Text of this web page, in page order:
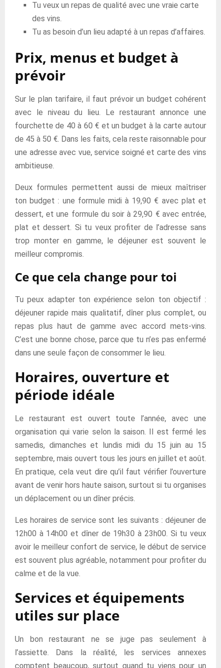
Tu veux un repas de qualité avec une vraie carte
des vins.
Tu as besoin d’un lieu adapté à un repas d’affaires.
Prix, menus et budget à
prévoir
Sur le plan tarifaire, il faut prévoir un budget cohérent
avec le niveau du lieu. Le restaurant annonce une
fourchette de 40 à 60 € et un budget à la carte autour
de 45 à 50 €. Dans les faits, cela reste raisonnable pour
une adresse avec vue, service soigné et carte des vins
ambitieuse.
Deux formules permettent aussi de mieux maîtriser
ton budget : une formule midi à 19,90 € avec plat et
dessert, et une formule du soir à 29,90 € avec entrée,
plat et dessert. Si tu veux profiter de l’adresse sans
trop monter en gamme, le déjeuner est souvent le
meilleur compromis.
Ce que cela change pour toi
Tu peux adapter ton expérience selon ton objectif :
déjeuner rapide mais qualitatif, dîner plus complet, ou
repas plus haut de gamme avec accord mets-vins.
C’est une bonne chose, parce que tu n’es pas enfermé
dans une seule façon de consommer le lieu.
Horaires, ouverture et
période idéale
Le restaurant est ouvert toute l’année, avec une
organisation qui varie selon la saison. Il est fermé les
samedis, dimanches et lundis midi du 15 juin au 15
septembre, mais ouvert tous les jours en juillet et août.
En pratique, cela veut dire qu’il faut vérifier l’ouverture
avant de venir hors haute saison, surtout si tu organises
un déplacement ou un dîner précis.
Les horaires de service sont les suivants : déjeuner de
12h00 à 14h00 et dîner de 19h30 à 23h00. Si tu veux
avoir le meilleur confort de service, le début de service
est souvent plus agréable, notamment pour profiter du
calme et de la vue.
Services et équipements
utiles sur place
Un bon restaurant ne se juge pas seulement à
l’assiette. Dans la réalité, les services annexes
comptent beaucoup, surtout quand tu viens pour un